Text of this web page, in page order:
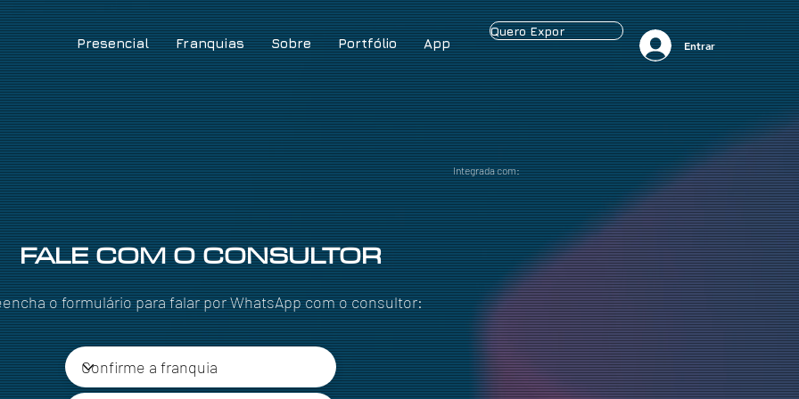
Presencial Franquias Sobre Portfólio App
Quero Expor
Entrar
Integrada com:
FALE COM O CONSULTOR
o formulário para falar por WhatsApp com o consultor: